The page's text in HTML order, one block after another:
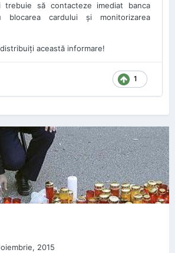
trebuie să contacteze imediat banca
blocarea cardului și monitorizarea
această informare!
1
2015